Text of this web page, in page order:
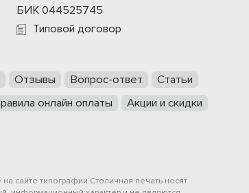
БИК 044525745
Типовой договор
Отзывы Вопрос-ответ
Статьи
онлайн оплаты
Акции и скидки
сайте типографии Столичная печать носят